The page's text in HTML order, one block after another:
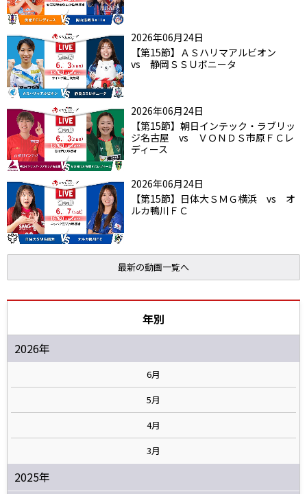
2026年06月24日
【第15節】ＡＳハリマアルビオン
vs 静岡ＳＳＵボニータ
2026年06月24日
【第15節】朝日インテック・ラブリッ
ジ名古屋 vs ＶＯＮＤＳ市原ＦＣレ
ディース
2026年06月24日
【第15節】日体大ＳＭＧ横浜 vs オ
ルカ鴨川ＦＣ
最新の動画一覧へ
年別
2026年
6月
5月
4月
3月
2025年